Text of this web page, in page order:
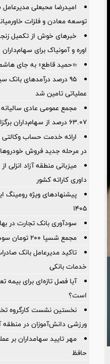
امیدرضا محبعلی
توسعه معادن و فلزات
خبرهای خوش از تکمیل
اوره و آمونیاک برای
؛«حمید قاطع» به جای
95 درصد درآمدهای بانک
عملیاتی تامین شد
مجمع عمومی عادی
۶۳.۰۷ درصد از سهام‌داران برگزار شد
ارائه خدمت حساب وکالتی
در مرحله جدید فروش
میزبانی منطقه آزاد انزلی
داوری كاراته كشور
پیشنهادهای ویژه رومینگ
۱۴۰۵
سودآوری بانک تجارت در
مجمع شسپا 200 تومان سود نقدی تقسیم کرد
تاکید مدیرعامل بانک
خدمات بانکی
آیا فصل تازه‌ای برای بیمه
است؟
نخستین نشست كارگروه
ورزشی دانش‌آموزان در منطقه
حافظ